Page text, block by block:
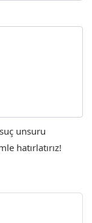
unsuru
hatırlatırız!